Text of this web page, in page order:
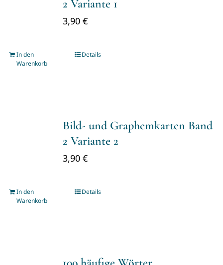
2 Variante 1
3,90 €
In den
Warenkorb
Details
Bild- und Graphemkarten Band
2 Variante 2
3,90 €
In den
Warenkorb
Details